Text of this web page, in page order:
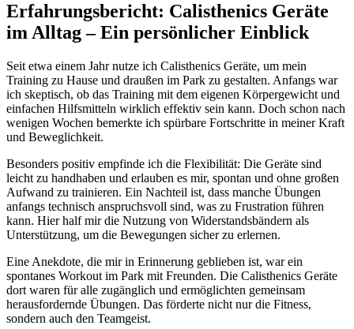
Erfahrungsbericht: Calisthenics Geräte
im Alltag – Ein persönlicher Einblick
Seit etwa einem Jahr nutze ich Calisthenics Geräte, um mein
Training zu Hause und draußen im Park zu gestalten. Anfangs war
ich skeptisch, ob das Training mit dem eigenen Körpergewicht und
einfachen Hilfsmitteln wirklich effektiv sein kann. Doch schon nach
wenigen Wochen bemerkte ich spürbare Fortschritte in meiner Kraft
und Beweglichkeit.
Besonders positiv empfinde ich die Flexibilität: Die Geräte sind
leicht zu handhaben und erlauben es mir, spontan und ohne großen
Aufwand zu trainieren. Ein Nachteil ist, dass manche Übungen
anfangs technisch anspruchsvoll sind, was zu Frustration führen
kann. Hier half mir die Nutzung von Widerstandsbändern als
Unterstützung, um die Bewegungen sicher zu erlernen.
Eine Anekdote, die mir in Erinnerung geblieben ist, war ein
spontanes Workout im Park mit Freunden. Die Calisthenics Geräte
dort waren für alle zugänglich und ermöglichten gemeinsam
herausfordernde Übungen. Das förderte nicht nur die Fitness,
sondern auch den Teamgeist.